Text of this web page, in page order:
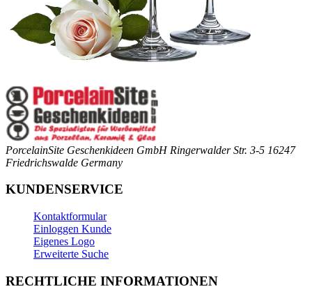
PorcelainSite Geschenkideen GmbH Ringerwalder Str. 3-5 16247
Friedrichswalde Germany
KUNDENSERVICE
Kontaktformular
Einloggen Kunde
Eigenes Logo
Erweiterte Suche
RECHTLICHE INFORMATIONEN